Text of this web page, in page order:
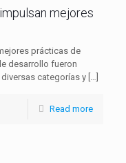
mejores
prácticas de
desarrollo fueron
categorías y […]
Read more